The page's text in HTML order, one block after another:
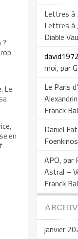
Le
en
Lettres à
Lettres à
Diable
moi, par
Le Paris
Franck
Daniel
APO, par
Astral –
Franck
janvier